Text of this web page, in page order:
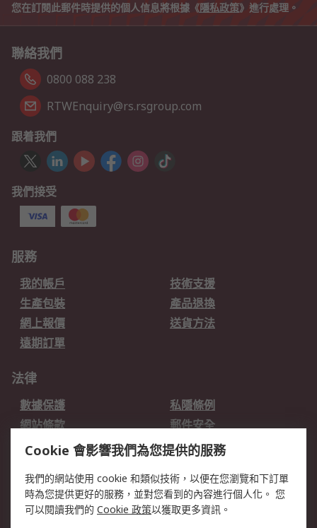
您在訂閱此郵件時提供的個人信息將根據《隱私政策》進行處理。
聯絡我們
0800 088 238
RTWEnquiry@rs.rsgroup.com
跟着我們
我們接受
服務
我的帳戶
技術支援
生產包裝
產品退換
網上報價
送貨方法
遠期訂單
法律
數據保護
私隱條例
網站條款
郵件安全
销售条款和条件
關於RS
RS的歷史
關於RS
Cookie 會影響我們為您提供的服務
我們的網站使用 cookie 和類似技術，以便在您瀏覽和下訂單
時為您提供更好的服務，並對您看到的內容進行個人化。 您
可以閱讀我們的 Cookie 政策以獲取更多資訊。